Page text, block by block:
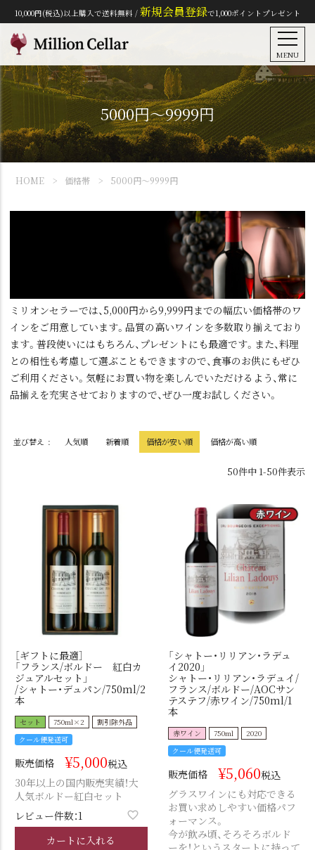
10,000円(税込)以上購入で送料無料 / 新規会員登録で1,000ポイントプレゼント
MENU
5000円～9999円
HOME 価格帯 5000円～9999円
ミリオンセラーでは、5,000円から9,999円までの幅広い価格帯のワ
インをご用意しています。品質の高いワインを多数取り揃えており
ます。普段使いにはもちろん、プレゼントにも最適です。また、料理
との相性も考慮して選ぶこともできますので、食事のお供にもぜひ
ご利用ください。気軽にお買い物を楽しんでいただけるよう、常に
品揃えを充実させておりますので、ぜひ一度お試しください。
並び替え 人気順 新着順 価格が安い順 価格が高い順
50件中 1-50件表示
［ギフトに最適］
「フランス/ボルドー 紅白カ
ジュアルセット」
/シャトー・デュパン/750ml/2
本
セット 750ml×2
割引除外品
クール便発送可
販売価格 ¥5,000税込
30年以上の国内販売実績！大
人気ボルドー紅白セット
レビュー件数：1
カートに入れる
「シャトー・リリアン・ラデュ
イ2020」
シャトー・リリアン・ラデュイ/
フランス/ボルドー/AOCサン
テステフ/赤ワイン/750ml/1
本
赤ワイン 750ml
2020
クール便発送可
販売価格 ¥5,060税込
グラスワインにも対応できる
お買い求めしやすい価格パフ
ォーマンス。
今が飲み頃、そろそろボルド